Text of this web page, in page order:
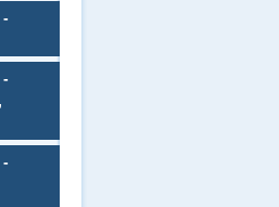
-
-
-